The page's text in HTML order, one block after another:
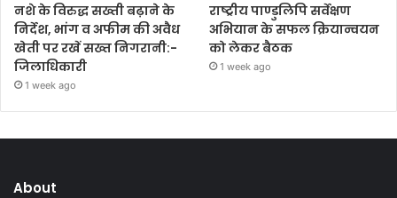
नशे के विरुद्ध सख्ती बढ़ाने के
निर्देश, भांग व अफीम की अवैध
खेती पर रखें सख्त निगरानी:-
जिलाधिकारी
1 week ago
राष्ट्रीय पाण्डुलिपि सर्वेक्षण
अभियान के सफल क्रियान्वयन
को लेकर बैठक
1 week ago
About